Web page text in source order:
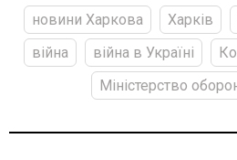
новини Харкова Харків
війна
війна в Україні
Міністерство